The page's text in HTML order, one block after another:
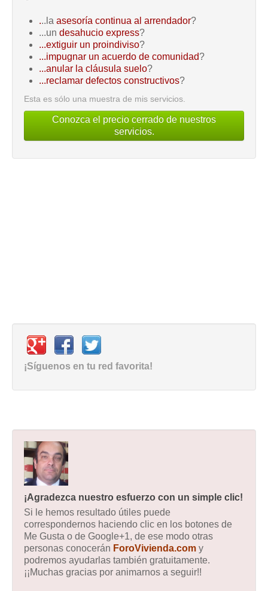
...la asesoría continua al arrendador?
...un desahucio express?
...extiguir un proindiviso?
...impugnar un acuerdo de comunidad?
...anular la cláusula suelo?
...reclamar defectos constructivos?
Esta es sólo una muestra de mis servicios.
Conozca el precio cerrado de nuestros
servicios.
¡Síguenos en tu red favorita!
¡Agradezca nuestro esfuerzo con un simple clic!
Si le hemos resultado útiles puede
correspondernos haciendo clic en los botones de
Me Gusta o de Google+1, de ese modo otras
personas conocerán ForoVivienda.com y
podremos ayudarlas también gratuitamente.
¡¡Muchas gracias por animarnos a seguir!!